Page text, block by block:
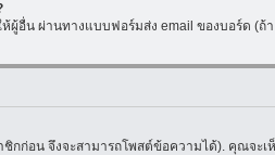
ผู้อื่น ผ่านทางแบบฟอร์มส่ง email ของบอร์ด (
ก่อน จึงจะสามารถโพสต์ข้อความได้). คุณจ